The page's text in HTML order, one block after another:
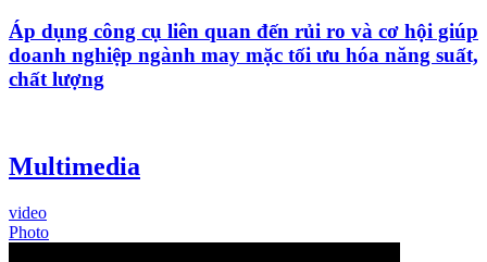
Áp dụng công cụ liên quan đến rủi ro và cơ hội giúp
doanh nghiệp ngành may mặc tối ưu hóa năng suất,
chất lượng
Multimedia
video
Photo